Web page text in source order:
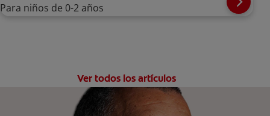
Para niños de 0-2 años
Ver todos los artículos